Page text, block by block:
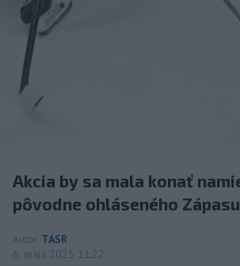
Akcia by sa mala konať
pôvodne ohláseného
Autor TASR
6. mája 2025 11:22